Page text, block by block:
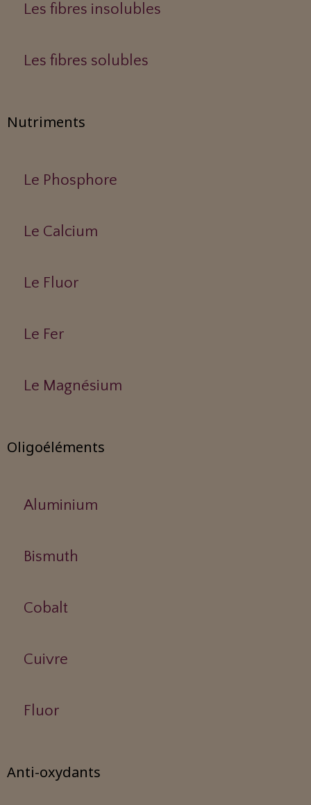
Les fibres insolubles
Les fibres solubles
Nutriments
Le Phosphore
Le Calcium
Le Fluor
Le Fer
Le Magnésium
Oligoéléments
Aluminium
Bismuth
Cobalt
Cuivre
Fluor
Anti-oxydants